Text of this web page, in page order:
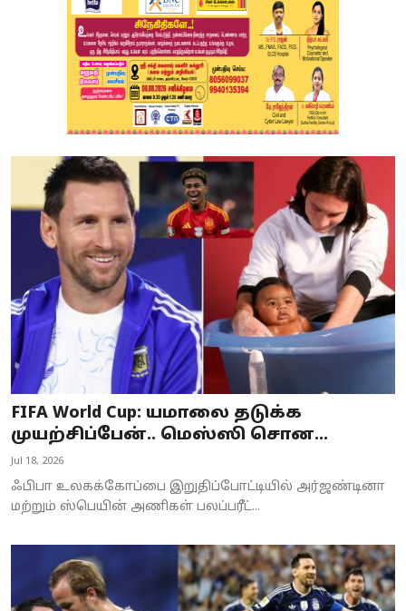
FIFA World Cup: யமாலை தடுக்க
முயற்சிப்பேன்.. மெஸ்ஸி சொன...
Jul 18, 2026
ஃபிபா உலகக்கோப்பை இறுதிப்போட்டியில் அர்ஜண்டினா
மற்றும் ஸ்பெயின் அணிகள் பலப்பரீட்...